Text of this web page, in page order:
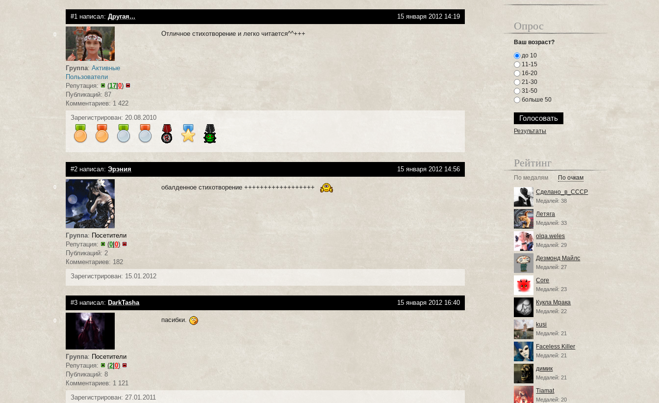
#1 написал:Другая... 15 января 2012 14:19
0
Группа:Активные
Пользователи
Репутация:
(17|0)
Публикаций: 87
Комментариев: 1 422
Отличное стихотворение и легко читается^^+++
Зарегистрирован: 20.08.2010
#2 написал:Эрэния 15 января 2012 14:56
0
Группа: Посетители
Репутация:
(0|0)
Публикаций: 2
Комментариев: 182
обалденное стихотворение ++++++++++++++++++
Зарегистрирован: 15.01.2012
#3 написал:DarkTasha 15 января 2012 16:40
0
Группа: Посетители
Репутация:
(2|0)
Публикаций: 8
Комментариев: 1 121
пасибки.
Зарегистрирован: 27.01.2011
Опрос
Ваш возраст?
до 10
11-15
16-20
21-30
31-50
больше 50
Результаты
Рейтинг
По медалям По очкам
Сделано_в_СССР
Медалей: 38
Летяга
Медалей: 33
olqa.weles
Медалей: 29
Дезмонд Майлс
Медалей: 27
Core
Медалей: 23
Кукла Мрака
Медалей: 22
kusi
Медалей: 21
Faceless Killer
Медалей: 21
димик
Медалей: 21
Tiamat
Медалей: 20